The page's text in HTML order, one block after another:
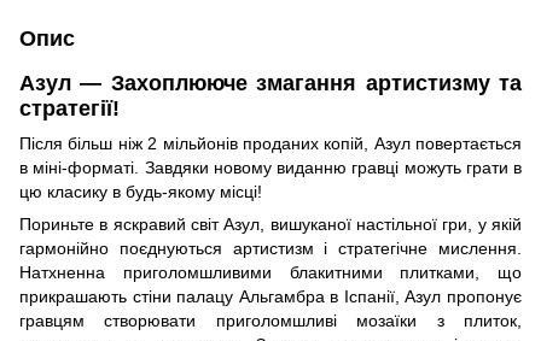
Опис
Азул — Захоплююче змагання артистизму та
стратегії!
Після більш ніж 2 мільйонів проданих копій, Азул повертається
в міні-форматі. Завдяки новому виданню гравці можуть грати в
цю класику в будь-якому місці!
Пориньте в яскравий світ Азул, вишуканої настільної гри, у якій
гармонійно поєднуються артистизм і стратегічне мислення.
Натхненна приголомшливими блакитними плитками, що
прикрашають стіни палацу Альгамбра в Іспанії, Азул пропонує
гравцям створювати приголомшливі мозаїки з плиток,